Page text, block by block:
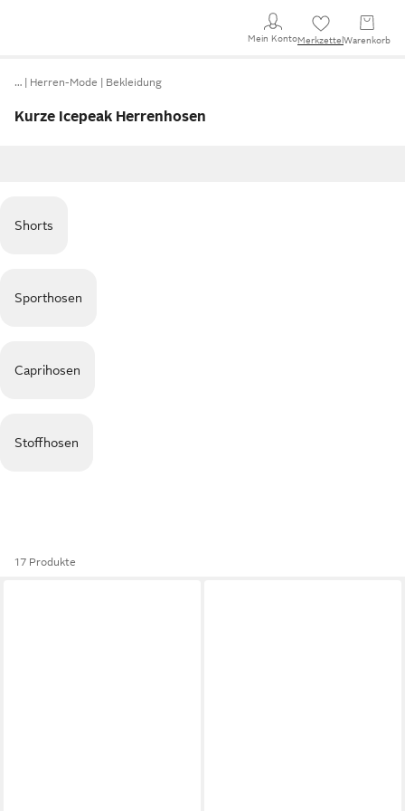
Mein KontoMerkzettel Warenkorb
… Herren-Mode Bekleidung
Kurze Icepeak Herrenhosen
Shorts
Sporthosen
Caprihosen
Stoffhosen
17 Produkte